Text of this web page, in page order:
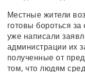
Местные жители
готовы бороться
уже написали
администрации их
полученные от
том, что людям